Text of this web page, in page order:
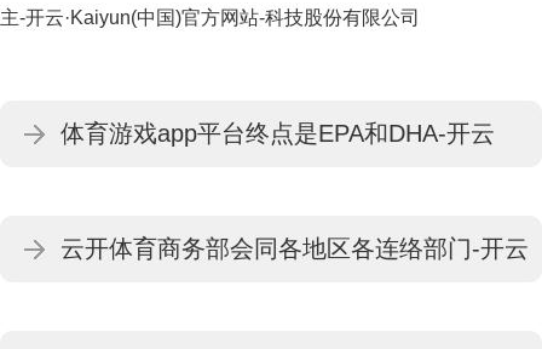
主-开云·Kaiyun(中国)官方网站-科技股份有限公司
体育游戏app平台终点是EPA和DHA-开云
云开体育商务部会同各地区各连络部门-开云